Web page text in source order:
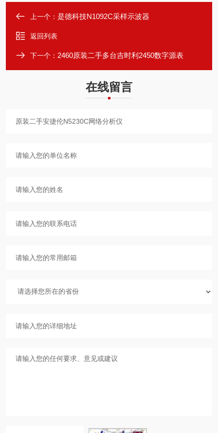
上一个： 是德科技N1092C采样示波器
返回列表
下一个： 2460原装二手多台吉时利2450数字源表
在线留言